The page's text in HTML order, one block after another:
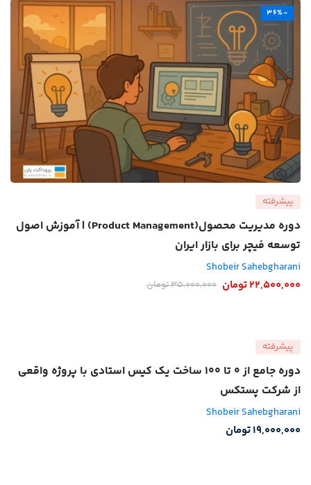
-36%
پیشرفته
دوره مدیریت محصول(Product Management) | آموزش اصول
توسعه فیچر برای بازار ایران
Shobeir Sahebgharani
22,500,000تومان 35,000,000تومان
پیشرفته
دوره جامع از 0 تا 100 ساخت یک کیس استادی با پروژه واقعی
از شرکت پستکس
Shobeir Sahebgharani
19,000,000تومان